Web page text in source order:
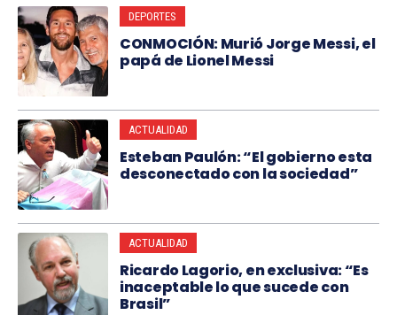
DEPORTES
CONMOCIÓN: Murió Jorge Messi, el
papá de Lionel Messi
ACTUALIDAD
Esteban Paulón: “El gobierno esta
desconectado con la sociedad”
ACTUALIDAD
Ricardo Lagorio, en exclusiva: “Es
inaceptable lo que sucede con
Brasil”